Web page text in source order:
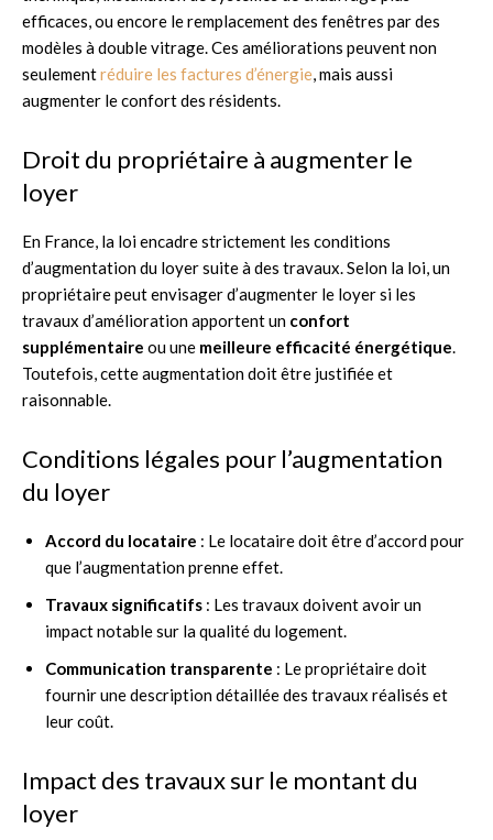
efficaces, ou encore le remplacement des fenêtres par des
modèles à double vitrage. Ces améliorations peuvent non
seulementréduire les factures d’énergie, mais aussi
augmenter le confort des résidents.
Droit du propriétaire à augmenter le
loyer
En France, la loi encadre strictement les conditions
d’augmentation du loyer suite à des travaux. Selon la loi, un
propriétaire peut envisager d’augmenter le loyer si les
travaux d’amélioration apportent un confort
supplémentaire ou une meilleure efficacité énergétique.
Toutefois, cette augmentation doit être justifiée et
raisonnable.
Conditions légales pour l’augmentation
du loyer
Accord du locataire : Le locataire doit être d’accord pour
que l’augmentation prenne effet.
Travaux significatifs : Les travaux doivent avoir un
impact notable sur la qualité du logement.
Communication transparente : Le propriétaire doit
fournir une description détaillée des travaux réalisés et
leur coût.
Impact des travaux sur le montant du
loyer